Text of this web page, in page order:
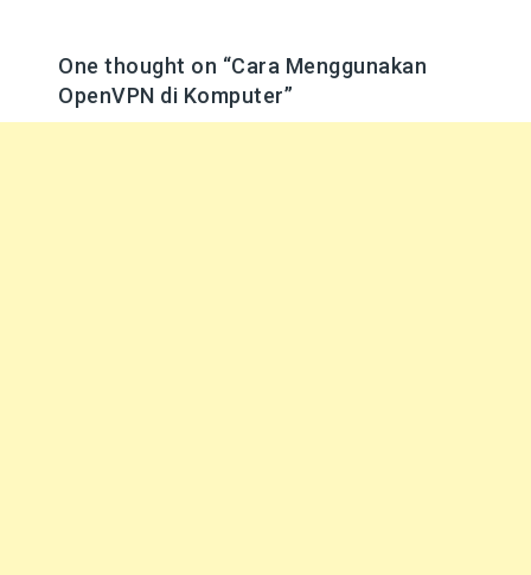
One thought on “Cara Menggunakan
OpenVPN di Komputer”